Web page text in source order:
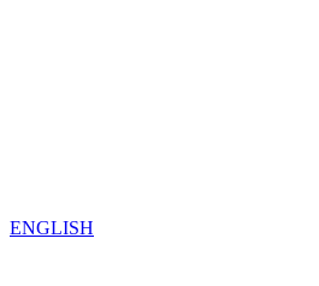
ENGLISH